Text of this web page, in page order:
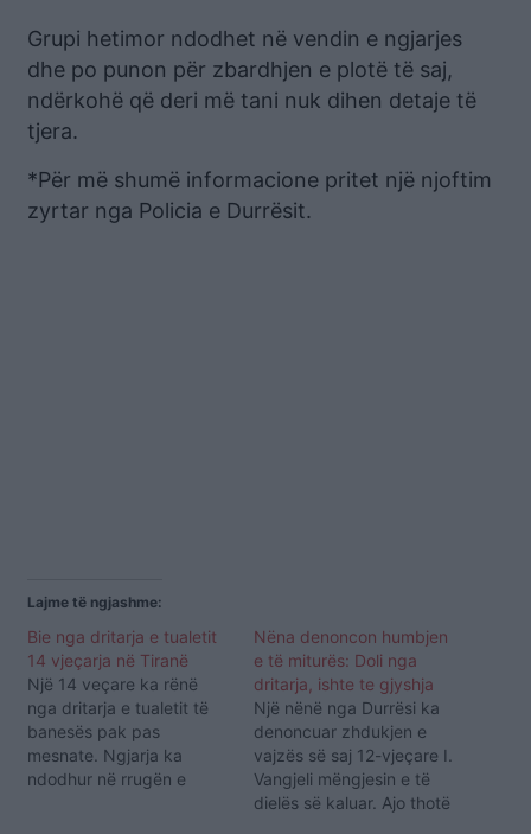
Grupi hetimor ndodhet në vendin e ngjarjes
dhe po punon për zbardhjen e plotë të saj,
ndërkohë që deri më tani nuk dihen detaje të
tjera.
*Për më shumë informacione pritet një njoftim
zyrtar nga Policia e Durrësit.
Lajme të ngjashme:
Bie nga dritarja e tualetit
14 vjeçarja në Tiranë
Një 14 veçare ka rënë
nga dritarja e tualetit të
banesës pak pas
mesnate. Ngjarja ka
ndodhur në rrugën e
Nëna denoncon humbjen
e të miturës: Doli nga
dritarja, ishte te gjyshja
Një nënë nga Durrësi ka
denoncuar zhdukjen e
vajzës së saj 12-vjeçare I.
Vangjeli mëngjesin e të
dielës së kaluar. Ajo thotë